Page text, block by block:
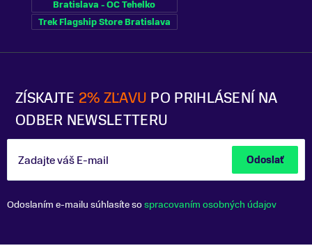
ZÍSKAJTE 2% ZĽAVU PO PRIHLÁSENÍ NA
ODBER NEWSLETTERU
Zadajte váš E-mail Odoslať
Odoslaním e-mailu súhlasíte sospracovaním osobných údajov
Bratislava - OC Tehelko
Trek Flagship Store Bratislava